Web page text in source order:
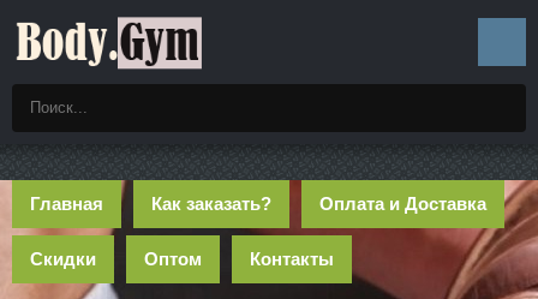
Главная Как заказать? Оплата и Доставка
Скидки Оптом Контакты